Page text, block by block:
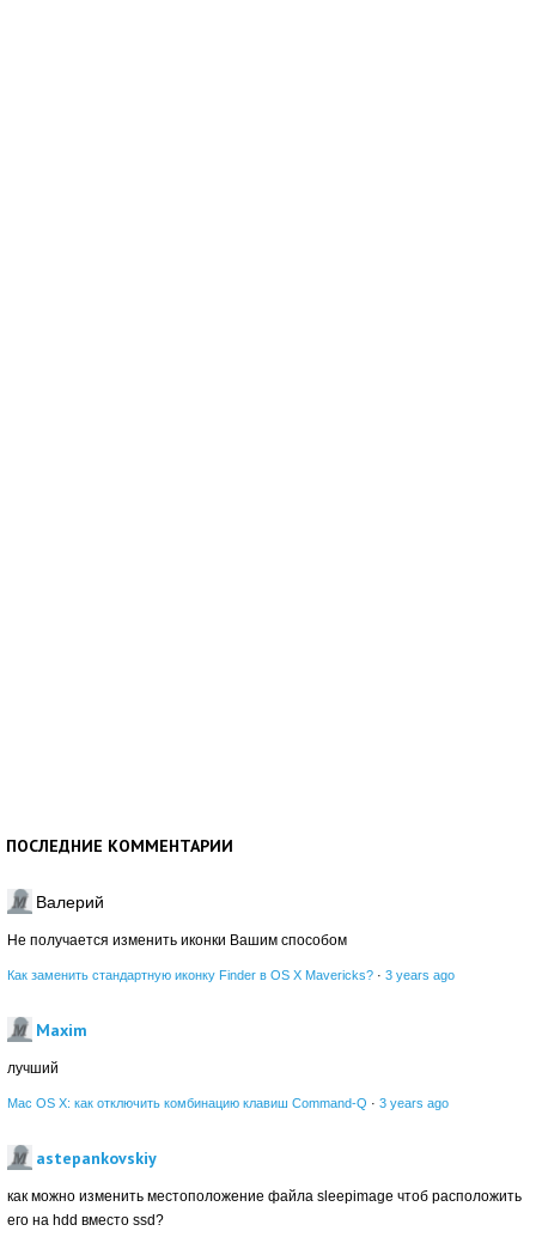
ПОСЛЕДНИЕ КОММЕНТАРИИ
Валерий
Не получается изменить иконки Вашим способом
Как заменить стандартную иконку Finder в OS X Mavericks? · 3 years ago
Maxim
лучший
Mac OS X: как отключить комбинацию клавиш Command-Q · 3 years ago
astepankovskiy
как можно изменить местоположение файла sleepimage чтоб расположить
его на hdd вместо ssd?